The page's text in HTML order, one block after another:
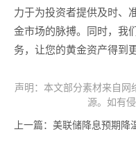
力于为投资者提供及时、
金市场的脉搏。同时，我
务，让您的黄金资产得到
声明：本文部分素材来自
源。如有
上一篇： 美联储降息预期降